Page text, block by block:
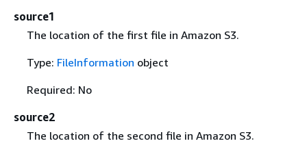
source1
The location of the first file in Amazon S3.
Type: FileInformation object
Required: No
source2
The location of the second file in Amazon S3.